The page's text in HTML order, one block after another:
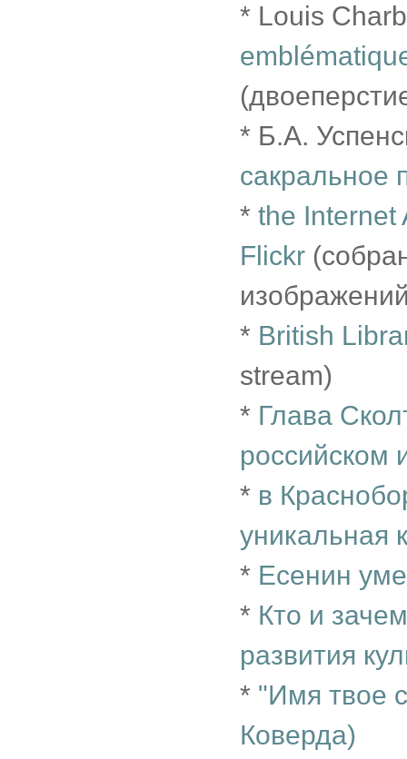
* Louis
* Б.А.
сакральное
* the Internet
Flickr
* British
stream)
* Глава
российском
* в
уникальная
* Есенин
* Кто и
развития
* "Имя твое
Коверда)